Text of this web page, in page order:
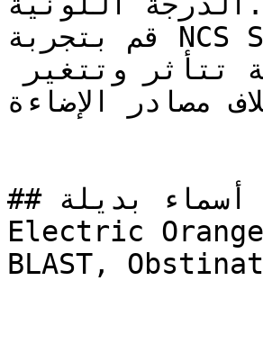
قم بتجربة NCS S 2075-Y60R على مساحة صغيرة أو لوحة
مصادر الإضاءة.
## أسماء بديلة
Electric
BLAST,